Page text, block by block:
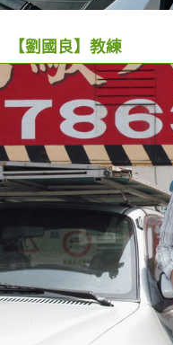
【劉國良】教練